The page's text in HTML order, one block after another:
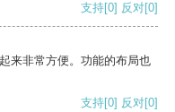
支持[0] 反对[0]
来非常方便。功能的布局也
支持[0] 反对[0]